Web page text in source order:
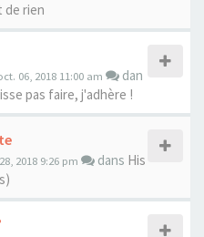
de rien
06, 2018 11:00 am
dan
pas faire, j'adhère !
2018 9:26 pm dans His